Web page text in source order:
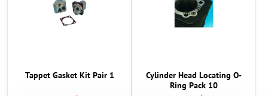
Tappet Gasket Kit Pair 1
Cylinder Head Locating O-
Ring Pack 10